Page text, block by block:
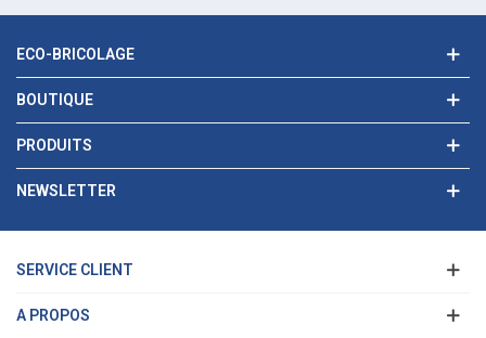
ECO-BRICOLAGE
BOUTIQUE
PRODUITS
NEWSLETTER
SERVICE CLIENT
A PROPOS